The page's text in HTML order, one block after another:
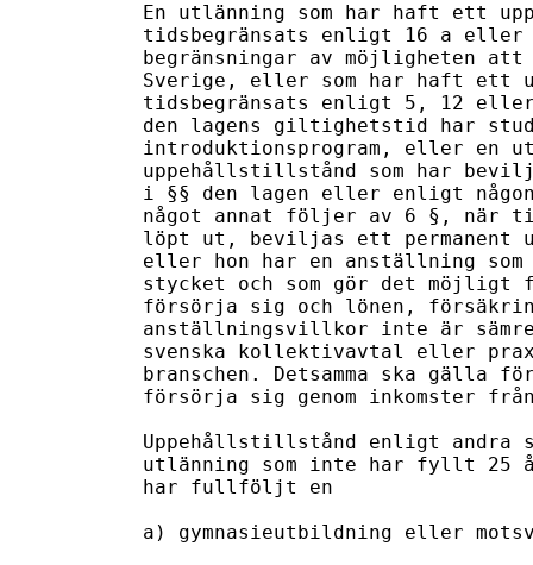
En utlänning som har haft ett
tidsbegränsats enligt 16 a
begränsningar av möjligheten
Sverige, eller som har haft ett
tidsbegränsats enligt 5, 12
den lagens giltighetstid har
introduktionsprogram, eller en
uppehållstillstånd som har
i §§ den lagen eller enligt
något annat följer av 6 §, när
löpt ut, beviljas ett permanent
eller hon har en anställning
stycket och som gör det möjligt
försörja sig och lönen,
anställningsvillkor inte är
svenska kollektivavtal eller
branschen. Detsamma ska gälla
försörja sig genom inkomster
Uppehållstillstånd enligt
utlänning som inte har fyllt 25
har fullföljt en
a) gymnasieutbildning eller